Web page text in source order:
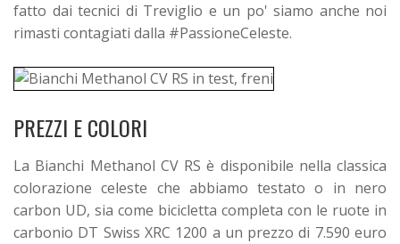
fatto dai tecnici di Treviglio e un po' siamo anche noi
rimasti contagiati dalla #PassioneCeleste.
PREZZI E COLORI
La Bianchi Methanol CV RS è disponibile nella classica
colorazione celeste che abbiamo testato o in nero
carbon UD, sia come bicicletta completa con le ruote in
carbonio DT Swiss XRC 1200 a un prezzo di 7.590 euro